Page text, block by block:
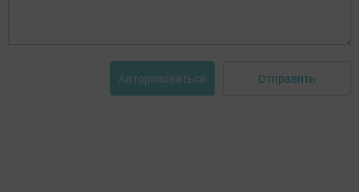
Авторизоваться Отправить